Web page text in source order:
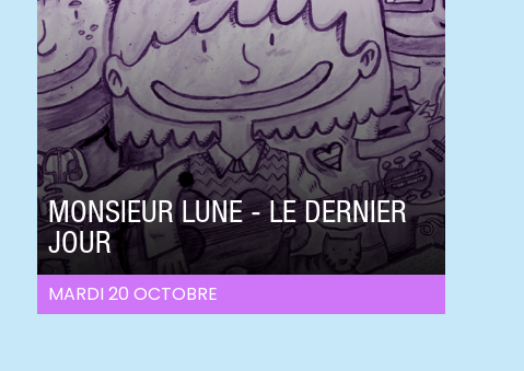
MARDI 20 OCTOBRE
MONSIEUR LUNE - LE DERNIER
JOUR